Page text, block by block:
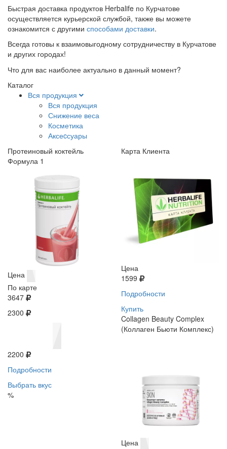
Быстрая доставка продуктов Herbalife по Курчатове
осуществляется курьерской службой, также вы можете
ознакомится с другими способами доставки.
Всегда готовы к взаимовыгодному сотрудничеству в Курчатове
и других городах!
Что для вас наиболее актуально в данный момент?
Каталог
Вся продукция
Вся продукция
Снижение веса
Косметика
Аксеcсуары
Протеиновый коктейль
Формула 1
Цена
По карте
3647
2300
2200
Подробности
Выбрать вкус
%
Карта Клиента
Цена
1599
Подробности
Купить
Collagen Beauty Complex
(Коллаген Бьюти Комплекс)
Цена